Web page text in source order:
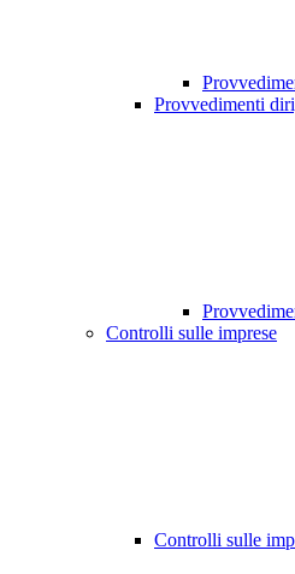
Provvedimenti
Controlli sulle imprese
Controlli sulle